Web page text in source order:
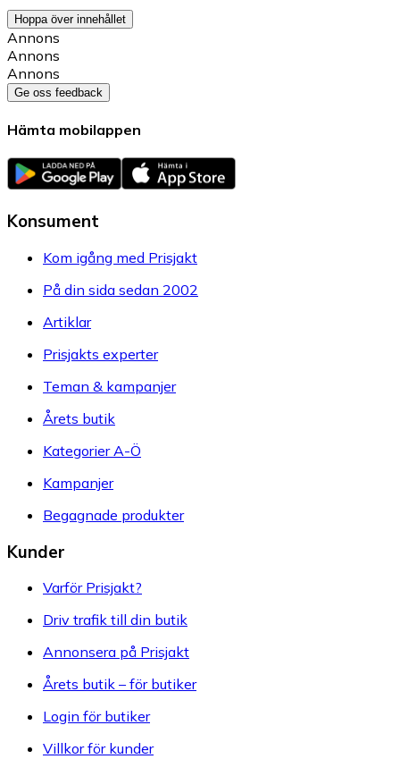
Hoppa över innehållet
Annons
Annons
Annons
Ge oss feedback
Hämta mobilappen
Konsument
Kom igång med Prisjakt
På din sida sedan 2002
Artiklar
Prisjakts experter
Teman & kampanjer
Årets butik
Kategorier A-Ö
Kampanjer
Begagnade produkter
Kunder
Varför Prisjakt?
Driv trafik till din butik
Annonsera på Prisjakt
Årets butik – för butiker
Login för butiker
Villkor för kunder